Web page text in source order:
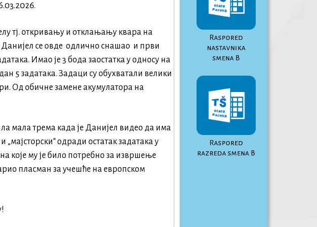
тј. откривању и отклањању квара на
Данијел се овде одлично снашао и први
Имао је 3 бода заостатка у односу на
5 задатака. Задаци су обухватали велики
Од обичне замене акумулатора на
мала трема када је Данијел видео да има
одради остатак задатака у
које му је било потребно за извршење
пласман за учешће на европском
Raspored
nastavnika
smena B
Raspored
razreda smena B